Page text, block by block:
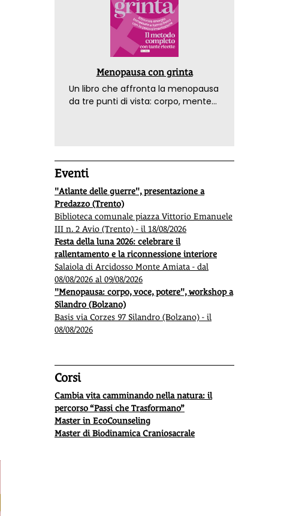
Menopausa con grinta
Un libro che affronta la menopausa
da tre punti di vista: corpo, mente
Eventi
"Atlante delle guerre", presentazione a
Predazzo (Trento)
Biblioteca comunale piazza Vittorio Emanuele
III n. 2 Avio (Trento) - il 18/08/2026
Festa della luna 2026: celebrare il
rallentamento e la riconnessione interiore
Salaiola di Arcidosso Monte Amiata - dal
08/08/2026 al 09/08/2026
"Menopausa: corpo, voce, potere", workshop a
Silandro (Bolzano)
Basis via Corzes 97 Silandro (Bolzano) - il
08/08/2026
Corsi
Cambia vita camminando nella natura: il
percorso “Passi che Trasformano”
Master in EcoCounseling
Master di Biodinamica Craniosacrale